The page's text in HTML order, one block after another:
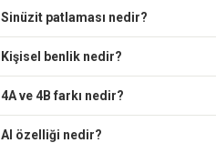
Sinüzit patlaması nedir?
Kişisel benlik nedir?
4A ve 4B farkı nedir?
Al özelliği nedir?